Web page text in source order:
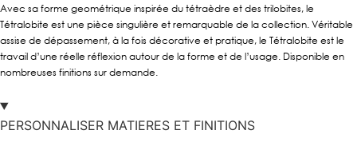
Avec sa forme geométrique inspirée du tétraèdre et des trilobites, le
Tétralobite est une pièce singulière et remarquable de la collection. Véritable
assise de dépassement, à la fois décorative et pratique, le Tétralobite est le
travail d’une réelle réflexion autour de la forme et de l’usage. Disponible en
nombreuses finitions sur demande.
PERSONNALISER MATIERES ET FINITIONS